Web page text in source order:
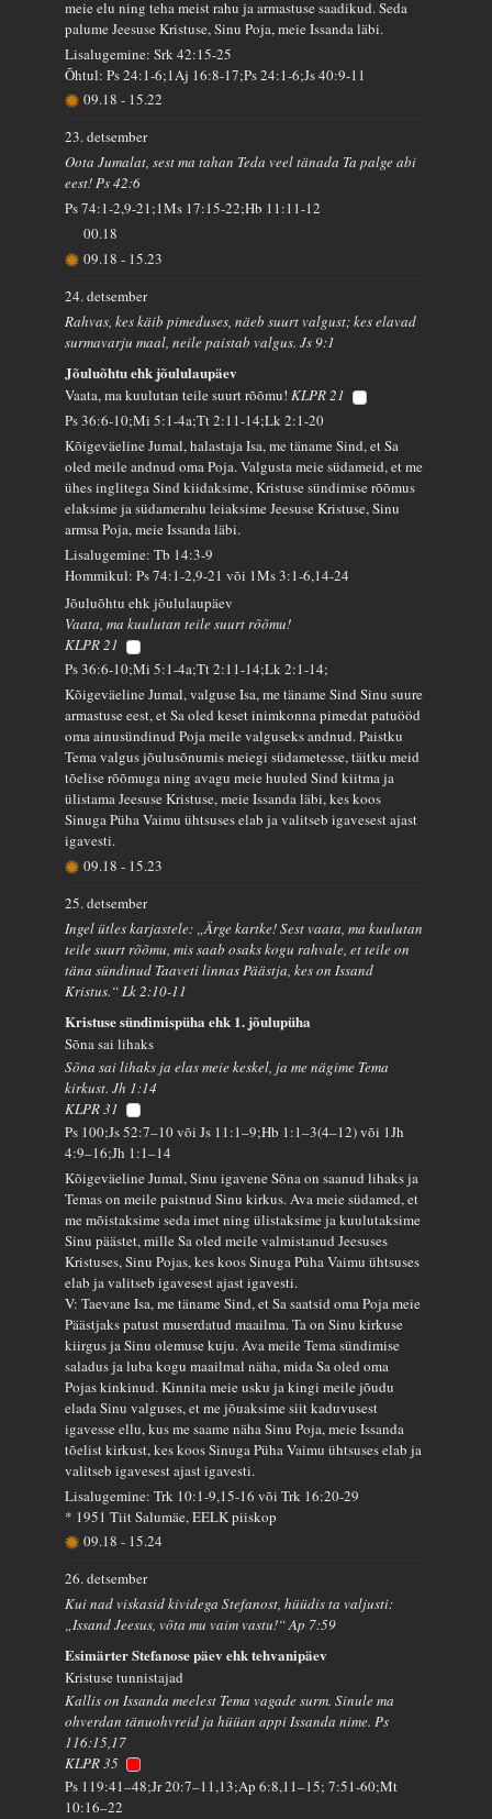
meie elu ning teha meist rahu ja armastuse saadikud. Seda
palume Jeesuse Kristuse, Sinu Poja, meie Issanda läbi.
Lisalugemine: Srk 42:15-25
Õhtul: Ps 24:1-6;1Aj 16:8-17;Ps 24:1-6;Js 40:9-11
09.18- 15.22
23. detsember
Oota Jumalat, sest ma tahan Teda veel tänada Ta palge abi
eest! Ps 42:6
Ps 74:1-2,9-21;1Ms 17:15-22;Hb 11:11-12
00.18
09.18- 15.23
24. detsember
Rahvas, kes käib pimeduses, näeb suurt valgust; kes elavad
surmavarju maal, neile paistab valgus. Js 9:1
Jõuluõhtu ehk jõululaupäev
Vaata, ma kuulutan teile suurt rõõmu! KLPR 21
Ps 36:6-10;Mi 5:1-4a;Tt 2:11-14;Lk 2:1-20
Kõigeväeline Jumal, halastaja Isa, me täname Sind, et Sa
oled meile andnud oma Poja. Valgusta meie südameid, et me
ühes inglitega Sind kiidaksime, Kristuse sündimise rõõmus
elaksime ja südamerahu leiaksime Jeesuse Kristuse, Sinu
armsa Poja, meie Issanda läbi.
Lisalugemine: Tb 14:3-9
Hommikul: Ps 74:1-2,9-21 või 1Ms 3:1-6,14-24
Jõuluõhtu ehk jõululaupäev
Vaata, ma kuulutan teile suurt rõõmu!
KLPR 21
Ps 36:6-10;Mi 5:1-4a;Tt 2:11-14;Lk 2:1-14;
Kõigeväeline Jumal, valguse Isa, me täname Sind Sinu suure
armastuse eest, et Sa oled keset inimkonna pimedat patuööd
oma ainusündinud Poja meile valguseks andnud. Paistku
Tema valgus jõulusõnumis meiegi südametesse, täitku meid
tõelise rõõmuga ning avagu meie huuled Sind kiitma ja
ülistama Jeesuse Kristuse, meie Issanda läbi, kes koos
Sinuga Püha Vaimu ühtsuses elab ja valitseb igavesest ajast
igavesti.
09.18- 15.23
25. detsember
Ingel ütles karjastele: „Ärge kartke! Sest vaata, ma kuulutan
teile suurt rõõmu, mis saab osaks kogu rahvale, et teile on
täna sündinud Taaveti linnas Päästja, kes on Issand
Kristus.“ Lk 2:10-11
Kristuse sündimispüha ehk 1. jõulupüha
Sõna sai lihaks
Sõna sai lihaks ja elas meie keskel, ja me nägime Tema
kirkust. Jh 1:14
KLPR 31
Ps 100;Js 52:7–10 või Js 11:1–9;Hb 1:1–3(4–12) või 1Jh
4:9–16;Jh 1:1–14
Kõigeväeline Jumal, Sinu igavene Sõna on saanud lihaks ja
Temas on meile paistnud Sinu kirkus. Ava meie südamed, et
me mõistaksime seda imet ning ülistaksime ja kuulutaksime
Sinu päästet, mille Sa oled meile valmistanud Jeesuses
Kristuses, Sinu Pojas, kes koos Sinuga Püha Vaimu ühtsuses
elab ja valitseb igavesest ajast igavesti.
V: Taevane Isa, me täname Sind, et Sa saatsid oma Poja meie
Päästjaks patust muserdatud maailma. Ta on Sinu kirkuse
kiirgus ja Sinu olemuse kuju. Ava meile Tema sündimise
saladus ja luba kogu maailmal näha, mida Sa oled oma
Pojas kinkinud. Kinnita meie usku ja kingi meile jõudu
elada Sinu valguses, et me jõuaksime siit kaduvusest
igavesse ellu, kus me saame näha Sinu Poja, meie Issanda
tõelist kirkust, kes koos Sinuga Püha Vaimu ühtsuses elab ja
valitseb igavesest ajast igavesti.
Lisalugemine: Trk 10:1-9,15-16 või Trk 16:20-29
* 1951 Tiit Salumäe, EELK piiskop
09.18- 15.24
26. detsember
Kui nad viskasid kividega Stefanost, hüüdis ta valjusti:
„Issand Jeesus, võta mu vaim vastu!“ Ap 7:59
Esimärter Stefanose päev ehk tehvanipäev
Kristuse tunnistajad
Kallis on Issanda meelest Tema vagade surm. Sinule ma
ohverdan tänuohvreid ja hüüan appi Issanda nime. Ps
116:15,17
KLPR 35
Ps 119:41–48;Jr 20:7–11,13;Ap 6:8,11–15; 7:51-60;Mt
10:16–22